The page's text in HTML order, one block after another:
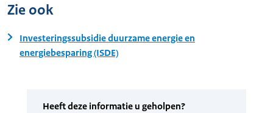
Zie ook
Investeringssubsidie duurzame energie en
energiebesparing (ISDE)